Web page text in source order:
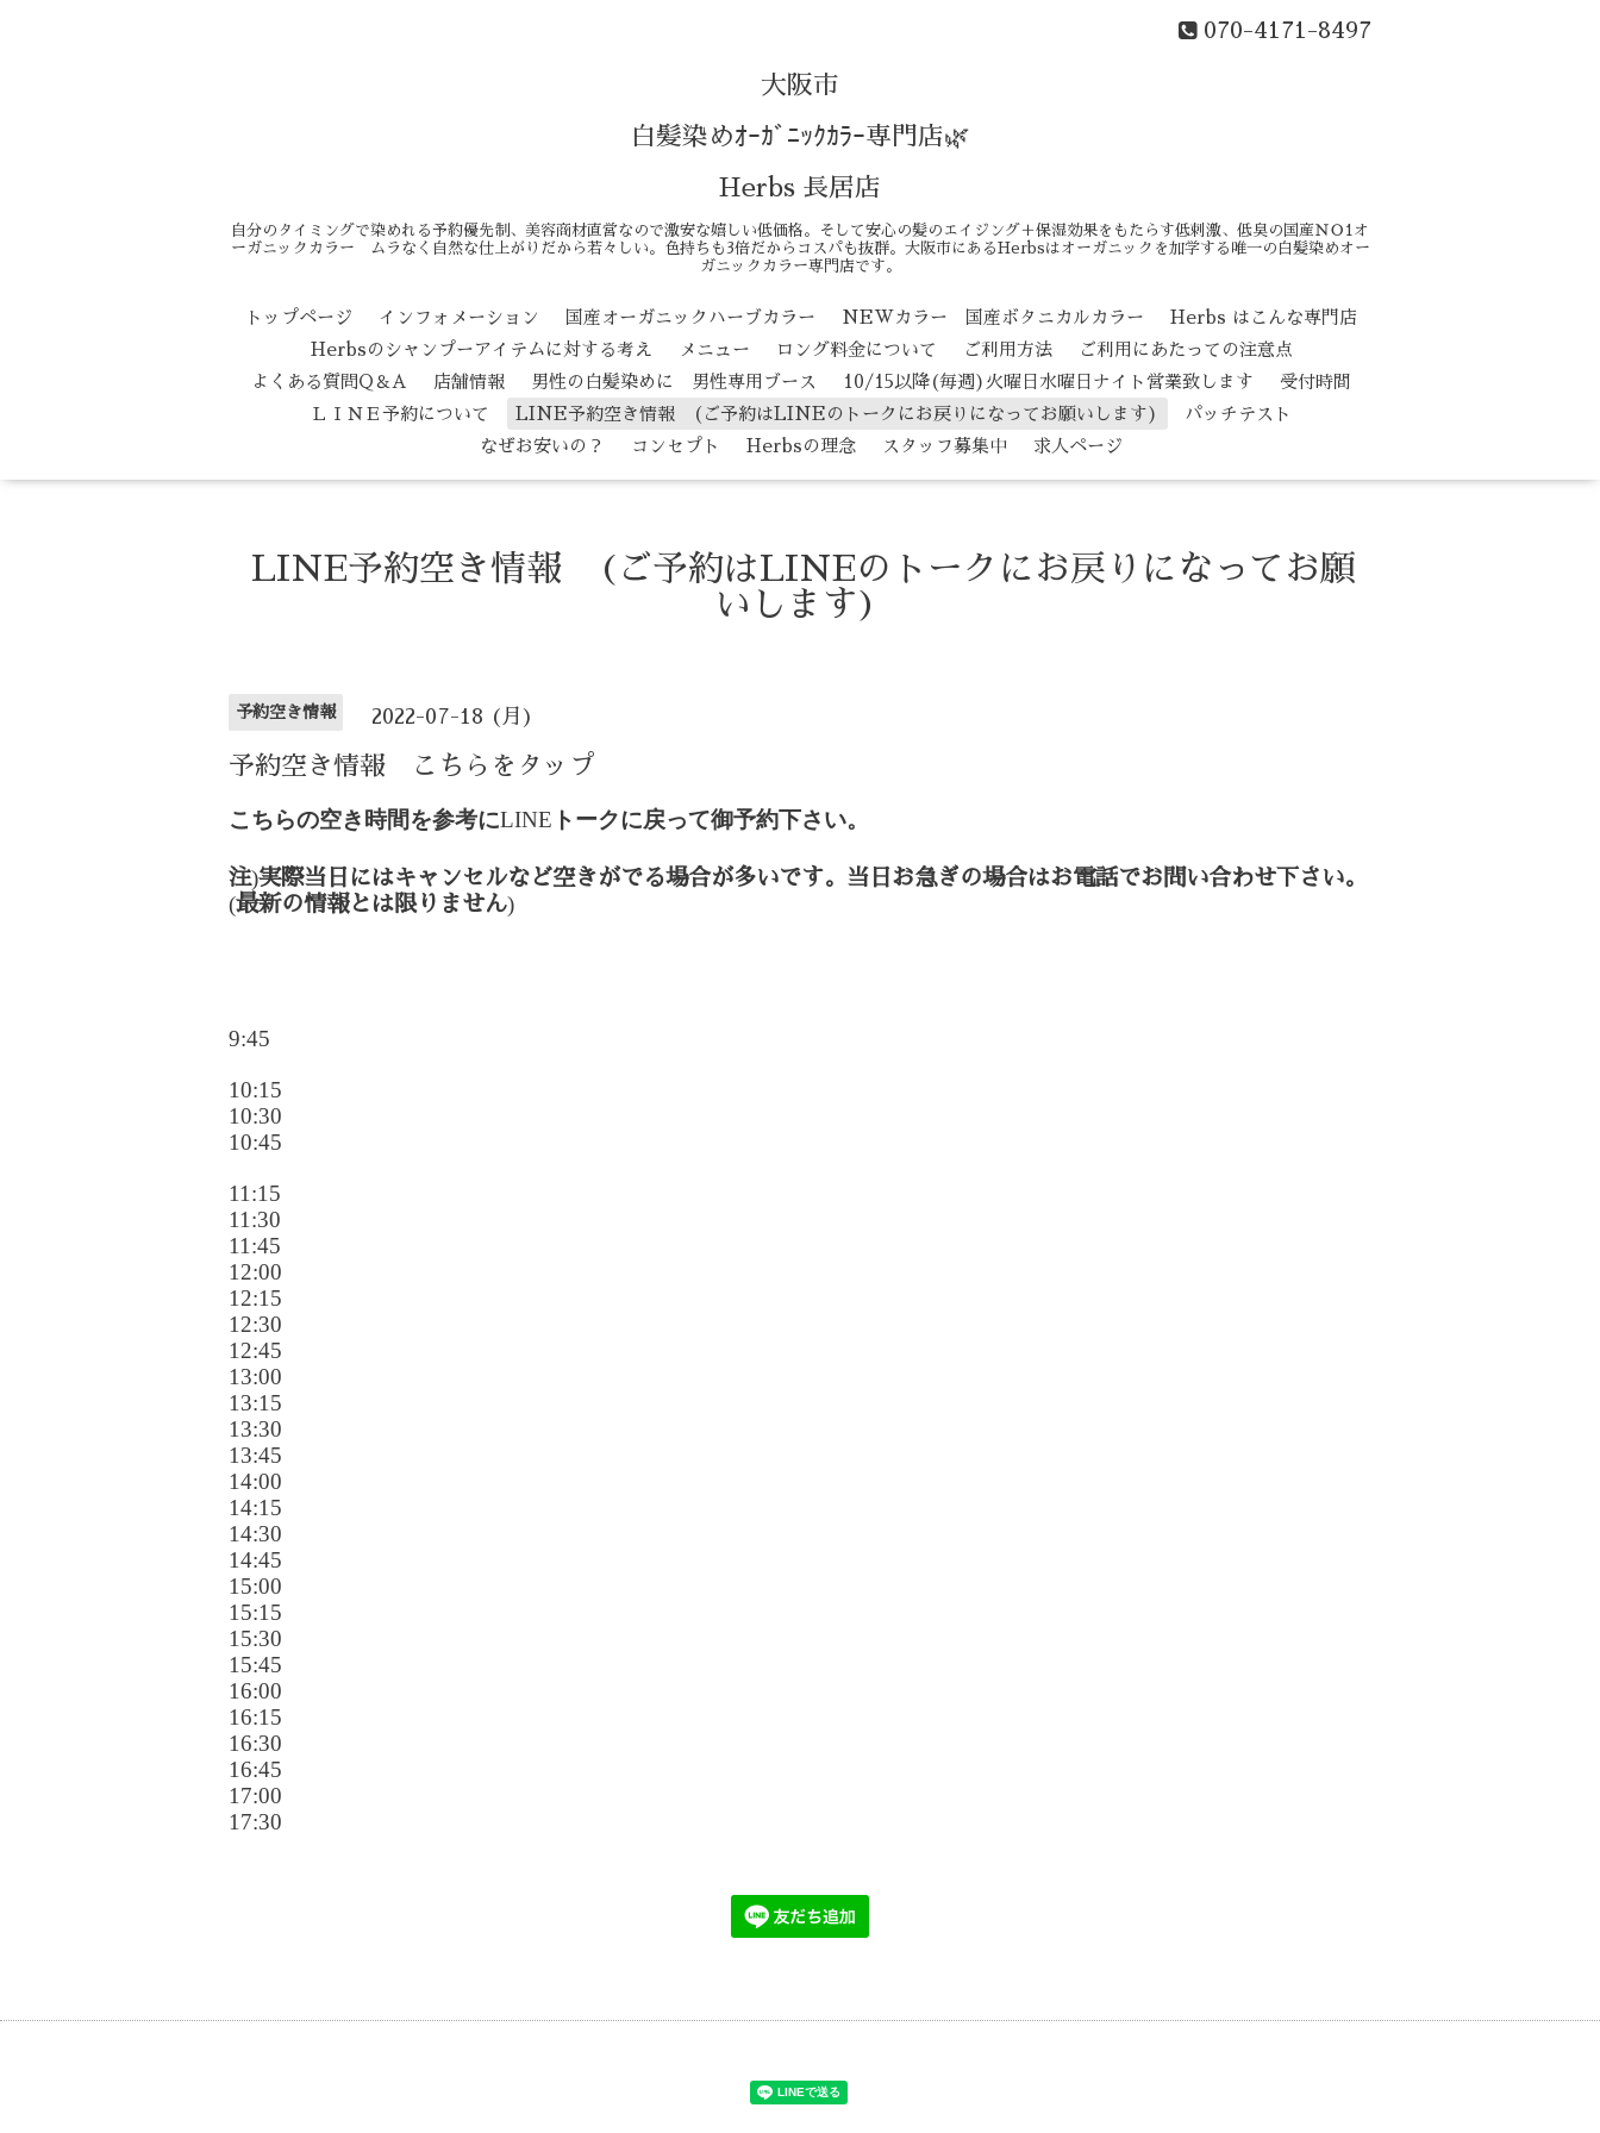
070-4171-8497
大阪市
白髪染めｵｰｶﾞﾆｯｸｶﾗｰ専門店🌿
Herbs 長居店
自分のタイミングで染めれる予約優先制、美容商材直営なので激安な嬉しい低価格。そして安心の髪のエイジング＋保湿効果をもたらす低刺激、低臭の国産ＮＯ1オ
ーガニックカラー ムラなく自然な仕上がりだから若々しい。色持ちも3倍だからコスパも抜群。大阪市にあるHerbsはオーガニックを加学する唯一の白髪染めオー
ガニックカラー専門店です。
トップページ インフォメーション 国産オーガニックハーブカラー NEWカラー 国産ボタニカルカラー
Herbs はこんな専門店
Herbsのシャンプーアイテムに対する考え
メニュー ロング料金について ご利用方法
ご利用にあたっての注意点
よくある質問Q＆A
店舗情報 男性の白髪染めに 男性専用ブース 10/15以降(毎週)火曜日水曜日ナイト営業致します
受付時間
ＬＩＮＥ予約について
LINE予約空き情報 (ご予約はLINEのトークにお戻りになってお願いします)
パッチテスト
なぜお安いの？
コンセプト Herbsの理念 スタッフ募集中 求人ページ
LINE予約空き情報 (ご予約はLINEのトークにお戻りになってお願
いします)
予約空き情報 2022-07-18 (月)
予約空き情報 こちらをタップ
こちらの空き時間を参考にLINE トークに戻って御予約下さい。
注)実際当日にはキャンセルなど空きがでる場合が多いです。当日お急ぎの場合はお電話でお問い合わせ下さい。
(最新の情報とは限りません)
9:45
10:15
10:30
10:45
11:15
11:30
11:45
12:00
12:15
12:30
12:45
13:00
13:15
13:30
13:45
14:00
14:15
14:30
14:45
15:00
15:15
15:30
15:45
16:00
16:15
16:30
16:45
17:00
17:30